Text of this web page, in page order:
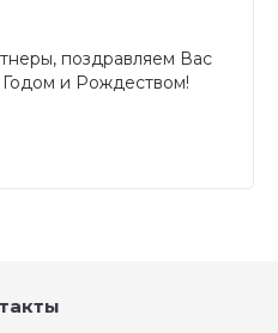
поздравляем Вас
и Рождеством!